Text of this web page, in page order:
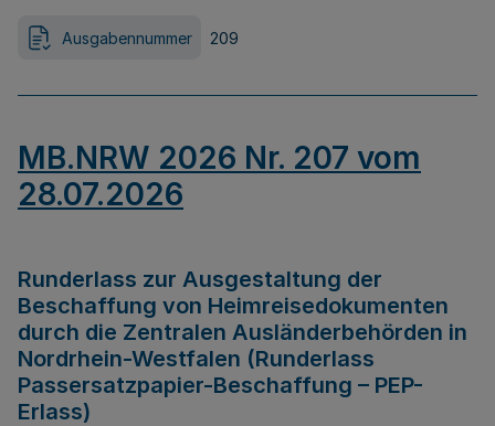
Ausgabennummer 209
MB.NRW 2026 Nr. 207 vom
28.07.2026
Runderlass zur Ausgestaltung der
Beschaffung von Heimreisedokumenten
durch die Zentralen Ausländerbehörden in
Nordrhein-Westfalen (Runderlass
Passersatzpapier-Beschaffung – PEP-
Erlass)